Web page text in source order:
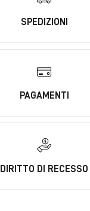
SPEDIZIONI
PAGAMENTI
DIRITTO DI RECESSO